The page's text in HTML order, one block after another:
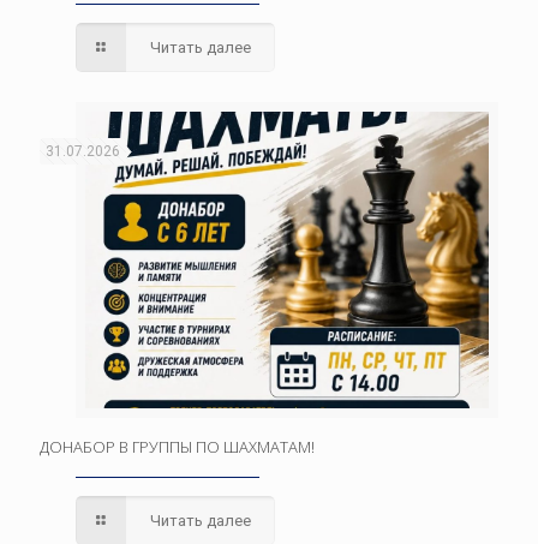
Читать далее
31.07.2026
ДОНАБОР В ГРУППЫ ПО ШАХМАТАМ!
Читать далее